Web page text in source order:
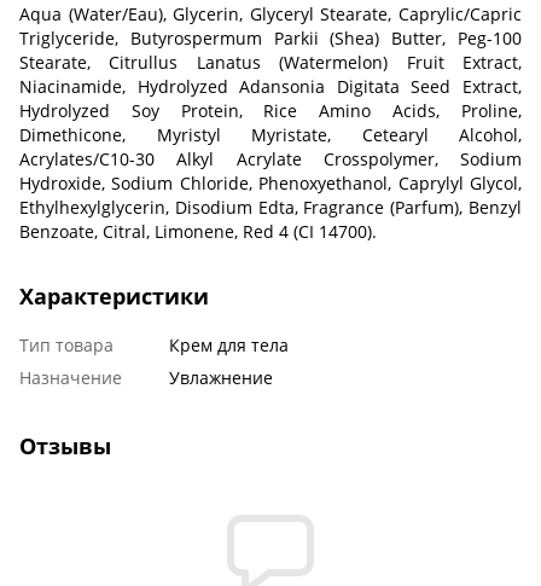
Aqua (Water/Eau), Glycerin, Glyceryl Stearate, Caprylic/Capric
Triglyceride, Butyrospermum Parkii (Shea) Butter, Peg-100
Stearate, Citrullus Lanatus (Watermelon) Fruit Extract,
Niacinamide, Hydrolyzed Adansonia Digitata Seed Extract,
Hydrolyzed Soy Protein, Rice Amino Acids, Proline,
Dimethicone, Myristyl Myristate, Cetearyl Alcohol,
Acrylates/C10-30 Alkyl Acrylate Crosspolymer, Sodium
Hydroxide, Sodium Chloride, Phenoxyethanol, Caprylyl Glycol,
Ethylhexylglycerin, Disodium Edta, Fragrance (Parfum), Benzyl
Benzoate, Citral, Limonene, Red 4 (CI 14700).
Характеристики
Тип товара
Крем для тела
Назначение
Увлажнение
Отзывы